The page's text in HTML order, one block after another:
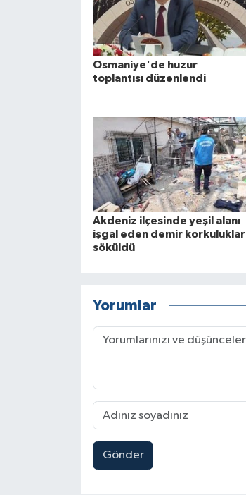
Osmaniye'de huzur
toplantısı düzenlendi
Akdeniz ilçesinde yeşil alanı
işgal eden demir korkuluklar
söküldü
Yorumlar
Gönder